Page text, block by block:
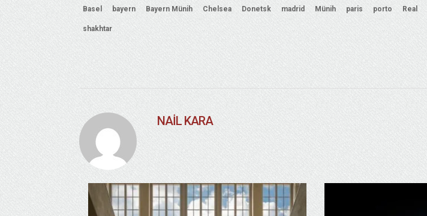
Basel bayern Bayern Münih Chelsea Donetsk madrid Münih paris porto Real
shakhtar
NAIL KARA